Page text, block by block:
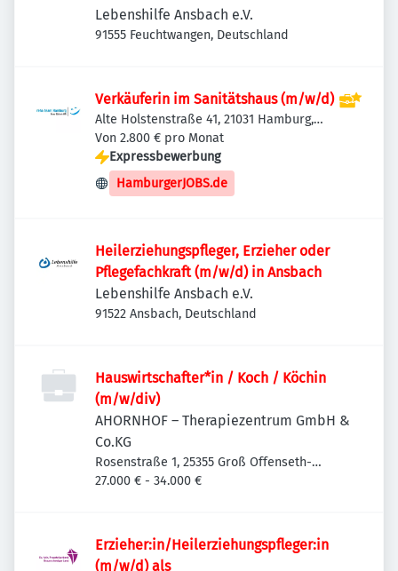
Lebenshilfe Ansbach e.V.
91555 Feuchtwangen, Deutschland
Verkäuferin im Sanitätshaus (m/w/d)
Alte Holstenstraße 41, 21031 Hamburg,
Deutschland
Von 2.800 € pro Monat
Expressbewerbung
HamburgerJOBS.de
Heilerziehungspfleger, Erzieher oder
Pflegefachkraft (m/w/d) in Ansbach
Lebenshilfe Ansbach e.V.
91522 Ansbach, Deutschland
Hauswirtschafter*in / Koch / Köchin
(m/w/div)
AHORNHOF – Therapiezentrum GmbH &
Co.KG
Rosenstraße 1, 25355 Groß Offenseth-
Aspern, Deutschland
27.000 € - 34.000 €
Erzieher:in/Heilerziehungspfleger:in
(m/w/d) als